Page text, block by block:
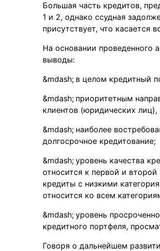
Большая часть кредитов,
1 и 2, однако ссудная
присутствует, что касается
На основании проведенного
выводы:
в целом кредитный
приоритетным
клиентов (юридических
наиболее
долгосрочное кредитование;
уровень качества
относится к первой и
кредиты с низкими
относится ко всем
уровень
кредитного портфеля,
Говоря о дальнейшем